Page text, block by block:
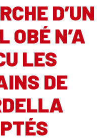
D’UN
OBÉ N’A
LES
DE